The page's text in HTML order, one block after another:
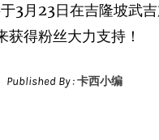
3月23日在吉隆坡武
得粉丝大力支持！
Published By :卡西小编